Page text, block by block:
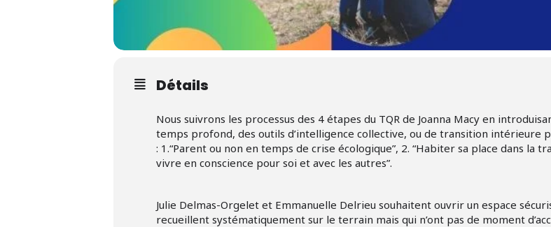
Détails
Nous suivrons les processus des 4 étapes du TQR de Joanna Macy en
temps profond, des outils d’intelligence collective, ou de transition
: 1.“Parent ou non en temps de crise écologique”, 2. “Habiter sa place dans la
vivre en conscience pour soi et avec les autres”.
Julie Delmas-Orgelet et Emmanuelle Delrieu souhaitent ouvrir un espace
recueillent systématiquement sur le terrain mais qui n’ont pas de moment